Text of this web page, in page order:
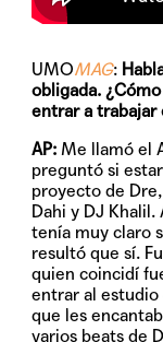
UMOMAG:
obligada.
entrar a trabajar
AP: Me llamó el
preguntó si
proyecto de
Dahi y DJ
tenía muy claro
resultó que sí.
quien coincidí
entrar al estudio
que les
varios beats de